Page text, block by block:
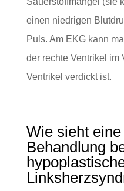
einen niedrigen
Puls. Am EKG kann
der rechte Ventrikel im
Ventrikel verdickt ist.
Wie sieht
Behandlung